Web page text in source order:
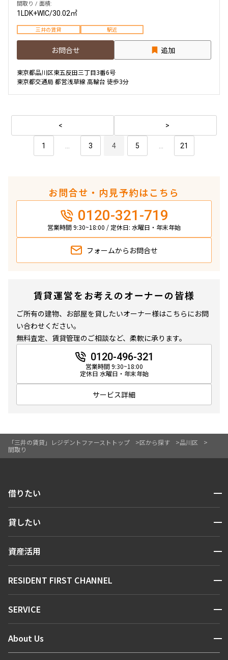
「三井の賃貸」レジデントファーストトップ 区から探す
品川区
間取り
間取り / 面積:
1LDK+WIC/30.02㎡
三井の賃貸 駅近
お問合せ 追加
東京都品川区東五反田三丁目3番6号
東京都交通局 都営浅草線 高輪台 徒歩3分
1 ... 3 4 5 ... 21
お問合せ・内見予約はこちら
0120-321-719
営業時間 9:30~18:00 / 定休日: 水曜日・年末年始
フォームから お問合せ
賃貸運営をお考えのオーナーの皆様
ご所有の建物、お部屋を貸したいオーナー様はこちらにお問
い合わせください。
無料査定、賃貸管理のご相談など、柔軟に承ります。
0120-496-321
営業時間 9:30~18:00
定休日 水曜日・年末年始
サービス詳細
借りたい 開閉
人気エリアから探す
新着情報から探す
新着募集情報
貸したい 開閉
お問い合わせ
資産活用 開閉
お問い合わせ
RESIDENT FIRST CHANNEL 開閉
マンションレポート
住まいのコラム
SERVICE 開閉
会員ページ
About Us 開閉